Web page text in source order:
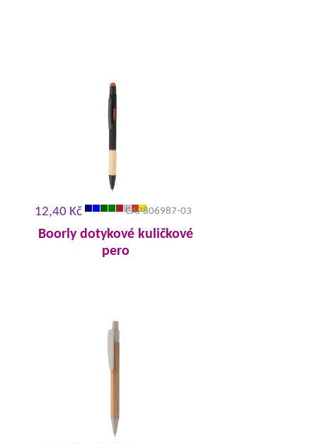
12,40 Kč CAP806987-03
Boorly dotykové kuličkové
pero